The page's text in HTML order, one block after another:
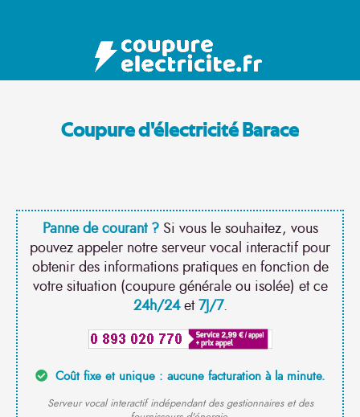
Coupure d'électricité Barace
Panne de courant ?Si vous le souhaitez, vous
pouvez appeler notre serveur vocal interactif pour
obtenir des informations pratiques en fonction de
votre situation (coupure générale ou isolée) et ce
24h/24et7J/7.
Coût fixe et unique : aucune facturation à la minute.
Serveur vocal interactif indépendant des gestionnaires et des